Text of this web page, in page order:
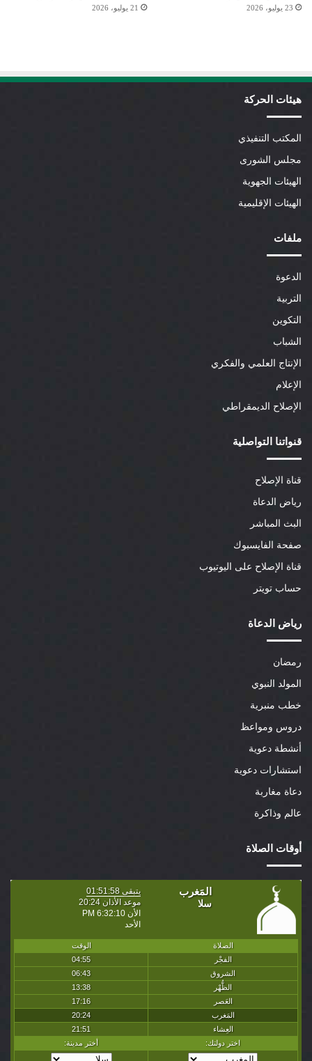
23 يوليو، 2026 21 يوليو، 2026
هيئات الحركة
المكتب التنفيذي
مجلس الشورى
الهيئات الجهوية
الهيئات الإقليمية
ملفات
الدعوة
التربية
التكوين
الشباب
الإنتاج العلمي والفكري
الإعلام
الإصلاح الديمقراطي
قنواتنا التواصلية
قناة الإصلاح
رياض الدعاة
البث المباشر
صفحة الفايسبوك
قناة الإصلاح على اليوتيوب
حساب تويتر
رياض الدعاة
رمضان
المولد النبوي
خطب منبرية
دروس ومواعظ
أنشطة دعوية
استشارات دعوية
دعاة مغاربة
عالم وذاكرة
أوقات الصلاة